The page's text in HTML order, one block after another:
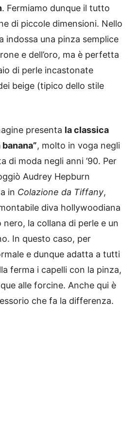
. Fermiamo dunque il tutto
di piccole dimensioni. Nello
indossa una pinza semplice
e dell’oro, ma è perfetta
di perle incastonate
beige (tipico dello stile
presenta la classica
, molto in voga negli
di moda negli anni ’90. Per
Audrey Hepburn
in Colazione da Tiffany,
diva hollywoodiana
la collana di perle e un
In questo caso, per
e dunque adatta a tutti
ferma i capelli con la pinza,
alle forcine. Anche qui è
che fa la differenza.